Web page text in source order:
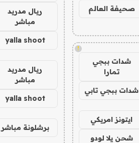
صحيفة العالم
!
شدات ببجي
تمارا
شدات ببجي تابي
ايتونز امريكي
شحن يلا لودو
ريال مدريد
مباشر
yalla shoot
ريال مدريد
مباشر
yalla shoot
برشلونة مباشر